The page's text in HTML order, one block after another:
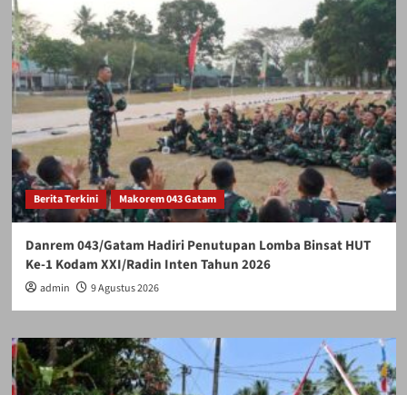
Berita Terkini Makorem 043 Gatam
Danrem 043/Gatam Hadiri Penutupan Lomba Binsat HUT
Ke-1 Kodam XXI/Radin Inten Tahun 2026
admin 9 Agustus 2026